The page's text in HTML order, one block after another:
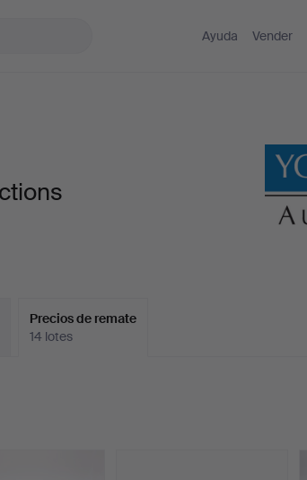
Ayuda Vender
Precios de remate
14 lotes